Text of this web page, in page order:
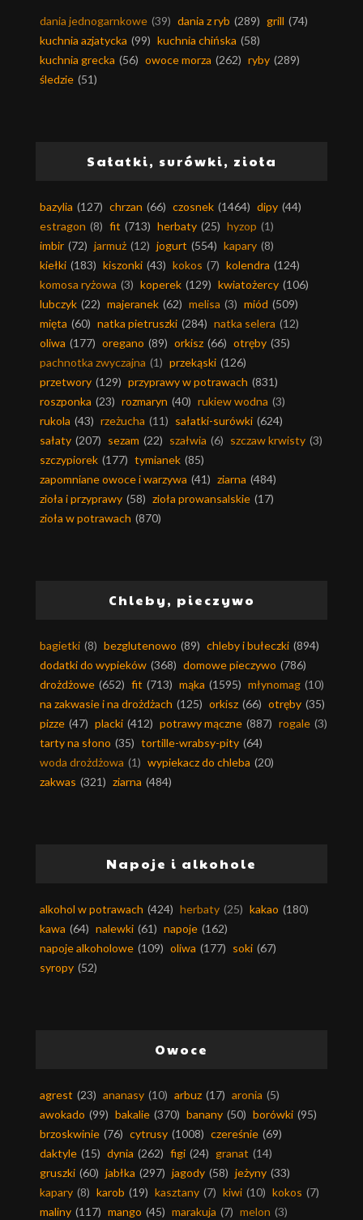
dania jednogarnkowe (39) dania z ryb (289) grill (74)
kuchnia azjatycka (99) kuchnia chińska (58)
kuchnia grecka (56) owoce morza (262) ryby (289)
śledzie (51)
Sałatki, surówki, zioła
bazylia (127) chrzan (66) czosnek (1464) dipy (44)
estragon (8) fit (713) herbaty (25) hyzop (1)
imbir (72) jarmuż (12) jogurt (554) kapary (8)
kiełki (183) kiszonki (43) kokos (7) kolendra (124)
komosa ryżowa (3) koperek (129) kwiatożercy (106)
lubczyk (22) majeranek (62) melisa (3) miód (509)
mięta (60) natka pietruszki (284) natka selera (12)
oliwa (177) oregano (89) orkisz (66) otręby (35)
pachnotka zwyczajna (1) przekąski (126)
przetwory (129) przyprawy w potrawach (831)
roszponka (23) rozmaryn (40) rukiew wodna (3)
rukola (43) rzeżucha (11) sałatki-surówki (624)
sałaty (207) sezam (22) szałwia (6) szczaw krwisty (3)
szczypiorek (177) tymianek (85)
zapomniane owoce i warzywa (41) ziarna (484)
zioła i przyprawy (58) zioła prowansalskie (17)
zioła w potrawach (870)
Chleby, pieczywo
bagietki (8) bezglutenowo (89) chleby i bułeczki (894)
dodatki do wypieków (368) domowe pieczywo (786)
drożdżowe (652) fit (713) mąka (1595) młynomag (10)
na zakwasie i na drożdżach (125) orkisz (66) otręby (35)
pizze (47) placki (412) potrawy mączne (887) rogale (3)
tarty na słono (35) tortille-wrabsy-pity (64)
woda drożdżowa (1) wypiekacz do chleba (20)
zakwas (321) ziarna (484)
Napoje i alkohole
alkohol w potrawach (424) herbaty (25) kakao (180)
kawa (64) nalewki (61) napoje (162)
napoje alkoholowe (109) oliwa (177) soki (67)
syropy (52)
Owoce
agrest (23) ananasy (10) arbuz (17) aronia (5)
awokado (99) bakalie (370) banany (50) borówki (95)
brzoskwinie (76) cytrusy (1008) czereśnie (69)
daktyle (15) dynia (262) figi (24) granat (14)
gruszki (60) jabłka (297) jagody (58) jeżyny (33)
kapary (8) karob (19) kasztany (7) kiwi (10) kokos (7)
maliny (117) mango (45) marakuja (7) melon (3)